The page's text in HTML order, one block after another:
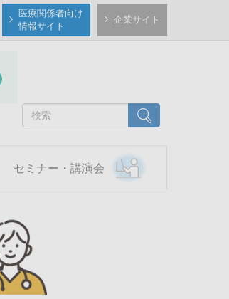
医療関係者向け
情報サイト
企業サイト
索
検索
セミナー・講演会